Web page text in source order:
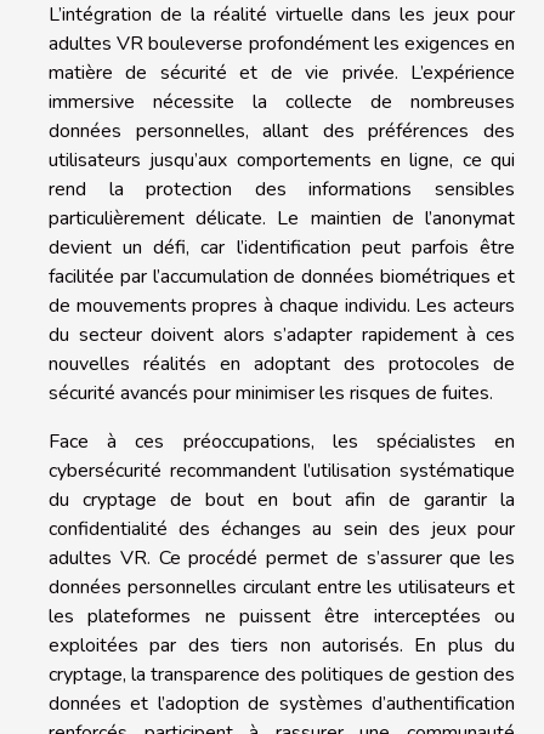
L’intégration de la réalité virtuelle dans les jeux pour
adultes VR bouleverse profondément les exigences en
matière de sécurité et de vie privée. L’expérience
immersive nécessite la collecte de nombreuses
données personnelles, allant des préférences des
utilisateurs jusqu’aux comportements en ligne, ce qui
rend la protection des informations sensibles
particulièrement délicate. Le maintien de l’anonymat
devient un défi, car l’identification peut parfois être
facilitée par l’accumulation de données biométriques et
de mouvements propres à chaque individu. Les acteurs
du secteur doivent alors s’adapter rapidement à ces
nouvelles réalités en adoptant des protocoles de
sécurité avancés pour minimiser les risques de fuites.
Face à ces préoccupations, les spécialistes en
cybersécurité recommandent l’utilisation systématique
du cryptage de bout en bout afin de garantir la
confidentialité des échanges au sein des jeux pour
adultes VR. Ce procédé permet de s’assurer que les
données personnelles circulant entre les utilisateurs et
les plateformes ne puissent être interceptées ou
exploitées par des tiers non autorisés. En plus du
cryptage, la transparence des politiques de gestion des
données et l’adoption de systèmes d’authentification